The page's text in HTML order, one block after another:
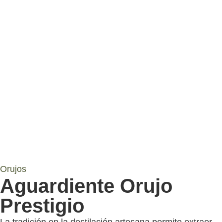
Orujos
Aguardiente Orujo
Prestigio